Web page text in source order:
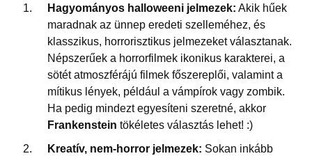
Hagyományos halloweeni jelmezek: Akik hűek
maradnak az ünnep eredeti szelleméhez, és
klasszikus, horrorisztikus jelmezeket választanak.
Népszerűek a horrorfilmek ikonikus karakterei, a
sötét atmoszférájú filmek főszereplői, valamint a
mítikus lények, például a vámpírok vagy zombik.
Ha pedig mindezt egyesíteni szeretné, akkor
Frankenstein tökéletes választás lehet! :)
Kreatív, nem-horror jelmezek: Sokan inkább